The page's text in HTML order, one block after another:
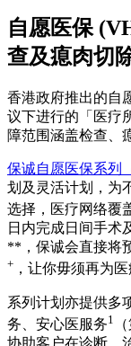
自愿医保
查及瘜肉切
香港政府推出的自
议下进行的「医疗
障范围涵盖检查、
保诚自愿医保系列
划及灵活计划，为
选择，医疗网络覆
日内完成日间手术
**，保诚会直接将
+ ，让你毋须再为
系列计划亦提供多
务、安心医服务1
协助客户在诊断、